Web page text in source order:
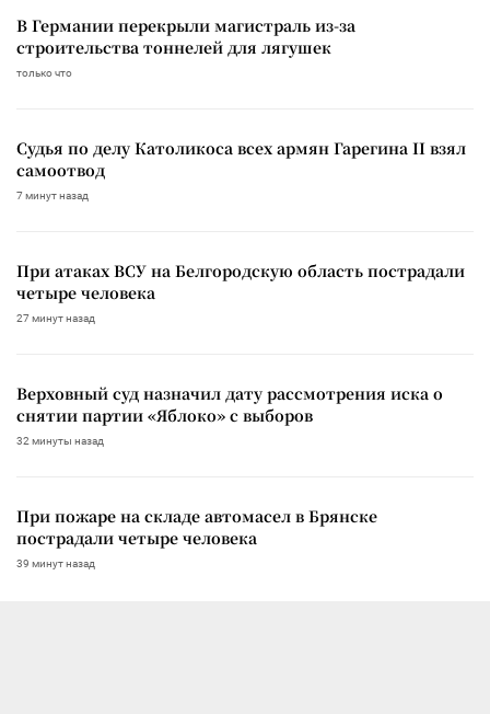
В Германии перекрыли магистраль из-за
строительства тоннелей для лягушек
только что
Судья по делу Католикоса всех армян Гарегина II взял
самоотвод
7 минут назад
При атаках ВСУ на Белгородскую область пострадали
четыре человека
27 минут назад
Верховный суд назначил дату рассмотрения иска о
снятии партии «Яблоко» с выборов
32 минуты назад
При пожаре на складе автомасел в Брянске
пострадали четыре человека
39 минут назад